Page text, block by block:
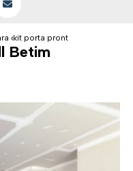
drywall
kit porta pronta drywall betim
Betim